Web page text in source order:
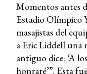
Momentos antes
Estadio Olímpico
masajistas del
a Eric Liddell una
antiguo dice: ‘A
honraré’”. Esta